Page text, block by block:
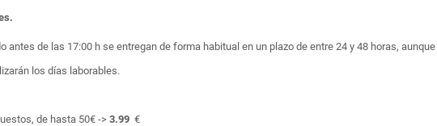
.
antes de las 17:00 h se entregan de forma habitual en un plazo de entre 24 y 48 horas,
los días laborables.
de hasta 50€ -> 3.99 €